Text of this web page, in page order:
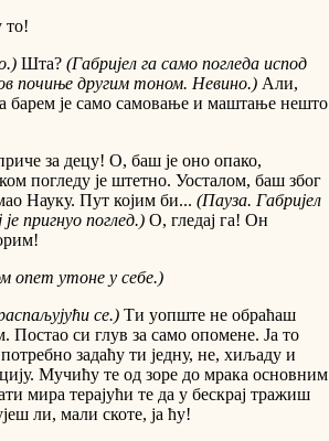
то!
Шта? (Габријел га само погледа испод
почиње другим тоном. Невино.) Али,
барем је само самовање и маштање нешто
за децу! О, баш је оно опако,
погледу је штетно. Уосталом, баш због
Науку. Пут којим би... (Пауза. Габријел
пригнуо поглед.) О, гледај га! Он
опет утоне у себе.)
се.) Ти уопште не обраћаш
си глув за само опомене. Ја то
задаћу ти једну, не, хиљаду и
Мучићу те од зоре до мрака основним
мира терајући те да у бескрај тражиш
ли, мали скоте, ја ћу!